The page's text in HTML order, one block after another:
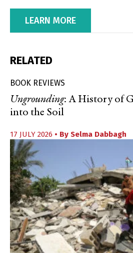
LEARN MORE
RELATED
BOOK REVIEWS
Ungrounding: A History of
into the Soil
17 JULY 2026 • By Selma Dabbagh